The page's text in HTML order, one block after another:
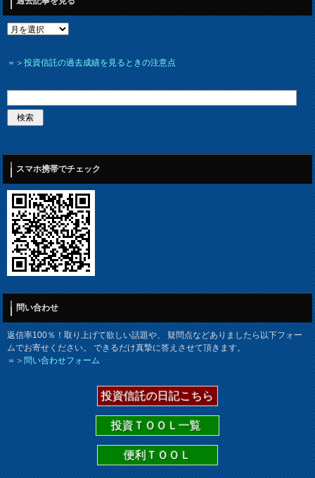
＝＞投資信託の過去成績を見るときの注意点
スマホ携帯でチェック
問い合わせ
返信率100％！取り上げて欲しい話題や、 疑問点などありましたら以下フォー
ムでお寄せください。 できるだけ真摯に答えさせて頂きます。
＝＞問い合わせフォーム
投資信託の日記こちら
投資ＴＯＯＬ一覧
便利ＴＯＯＬ